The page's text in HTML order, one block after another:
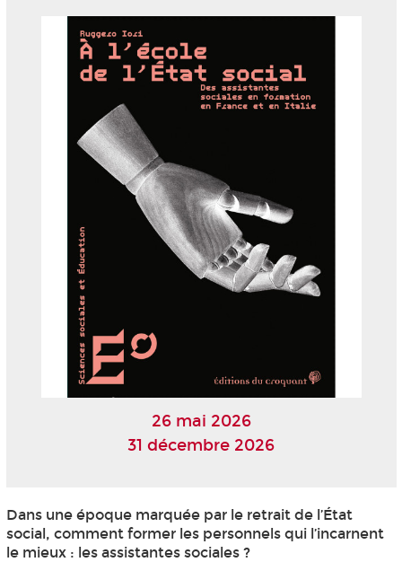
26 mai 2026
31 décembre 2026
Dans une époque marquée par le retrait de l’État
social, comment former les personnels qui l’incarnent
le mieux : les assistantes sociales ?